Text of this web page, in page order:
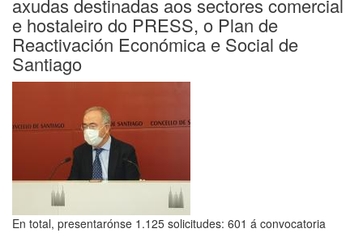
Turismo
2021
e hostaleiro do PRESS, o Plan de
Reactivación Económica e Social de
Santiago
En total, presentarónse 1.125 solicitudes: 601 á convocatoria